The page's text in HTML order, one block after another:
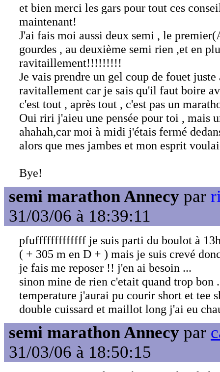
et bien merci les gars pour tout ces
maintenant!
J'ai fais moi aussi deux semi , le
gourdes , au deuxième semi rien ,et en
ravitaillement!!!!!!!!!
Je vais prendre un gel coup de fouet
ravitallement car je sais qu'il faut boire
c'est tout , après tout , c'est pas un
Oui riri j'aieu une pensée pour toi , mais
ahahah,car moi à midi j'étais fermé
alors que mes jambes et mon esprit
Bye!
semi marathon Annecy par
31/03/06 à 18:39:11
pfufffffffffffff je suis parti du boulot à 13h
( + 305 m en D + ) mais je suis crevé
je fais me reposer !! j'en ai besoin ...
sinon mine de rien c'etait quand trop bon
temperature j'aurai pu courir short et tee
double cuissard et maillot long j'ai eu
semi marathon Annecy par
31/03/06 à 18:50:15